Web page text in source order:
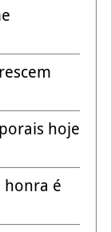
hoje
honra é